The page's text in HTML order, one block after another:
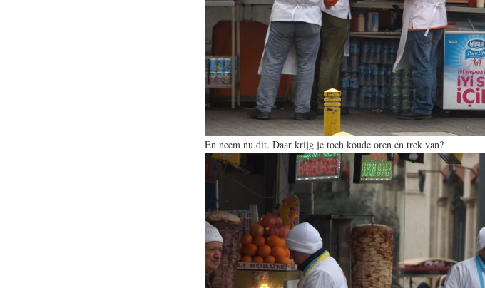
En neem nu dit. Daar krijg je toch koude oren en trek van?